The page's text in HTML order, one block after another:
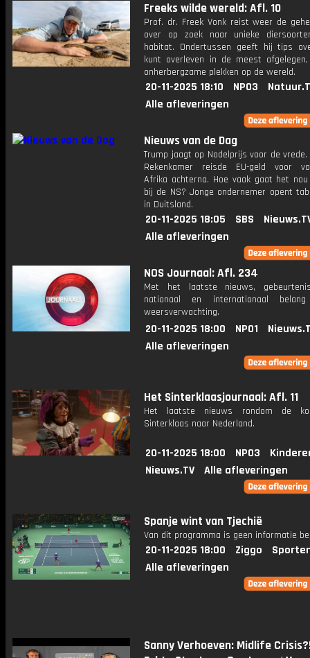
Freeks wilde wereld: Afl. 10
Prof. dr. Freek Vonk reist weer de
over op zoek naar unieke
habitat. Ondertussen geeft hij tips
kunt overleven in de meest
onherbergzame plekken op de wereld.
20-11-2025 18:10 NPO3
Alle afleveringen
Nieuws van de Dag
Trump jaagt op Nodelprijs voor de vrede.
Rekenkamer reisde EU-geld voor
Afrika achterna. Hoe vaak gaat het
bij de NS? Jonge ondernemer opent
in Duitsland.
20-11-2025 18:05 SBS
Alle afleveringen
NOS Journaal: Afl. 234
Met het laatste nieuws,
nationaal en internationaal
weersverwachting.
20-11-2025 18:00 NPO1
Alle afleveringen
Het Sinterklaasjournaal: Afl. 11
Het laatste nieuws rondom de
Sinterklaas naar Nederland.
20-11-2025 18:00 NPO3
Nieuws.TV
Alle afleveringen
Spanje wint van Tjechië
Van dit programma is geen informatie
20-11-2025 18:00 Ziggo
Alle afleveringen
Sanny Verhoeven: Midlife